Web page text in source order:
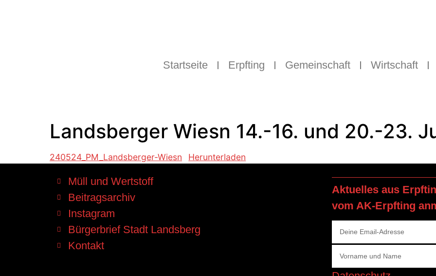
Startseite Erpfting Gemeinschaft Wirtschaft
Landsberger Wiesn 14.-16. und 20.-23.
240524_PM_Landsberger-Wiesn Herunterladen
Müll und Wertstoff
Beitragsarchiv
Instagram
Bürgerbrief Stadt Landsberg
Kontakt
Aktuelles aus
vom AK-Erpfting